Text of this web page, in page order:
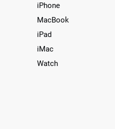
iPhone
MacBook
iPad
iMac
Watch